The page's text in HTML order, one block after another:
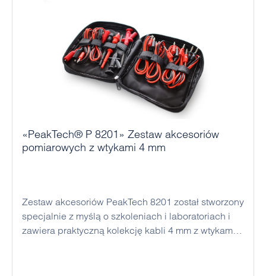
«PeakTech® P 8201» Zestaw akcesoriów
pomiarowych z wtykami 4 mm
Zestaw akcesoriów PeakTech 8201 został stworzony
specjalnie z myślą o szkoleniach i laboratoriach i
zawiera praktyczną kolekcję kabli 4 mm z wtykami